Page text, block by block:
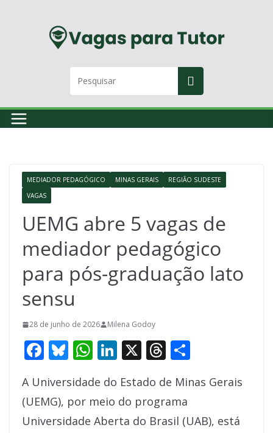
MEDIADOR PEDAGÓGICO MINAS GERAIS
REGIÃO SUDESTE
VAGAS
UEMG abre 5 vagas de
mediador pedagógico
para pós-graduação lato
sensu
28 de junho de 2026 Milena Godoy
F
e
b
Bl
e
sk
W
at
s
Li
k
e
X T
re
a
ar
A Universidade do Estado de Minas Gerais
(UEMG), por meio do programa
Universidade Aberta do Brasil (UAB), está